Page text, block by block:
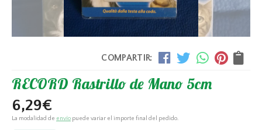
COMPARTIR:
RECORD Rastrillo de Mano 5cm
6,29€
La modalidad de envío puede variar el importe final del pedido.